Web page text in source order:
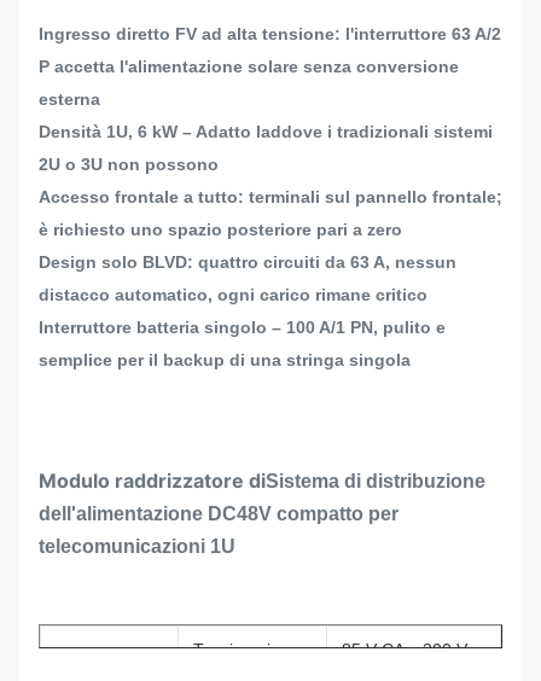
Ingresso diretto FV ad alta tensione: l'interruttore 63 A/2
P accetta l'alimentazione solare senza conversione
esterna
Densità 1U, 6 kW – Adatto laddove i tradizionali sistemi
2U o 3U non possono
Accesso frontale a tutto: terminali sul pannello frontale;
è richiesto uno spazio posteriore pari a zero
Design solo BLVD: quattro circuiti da 63 A, nessun
distacco automatico, ogni carico rimane critico
Interruttore batteria singolo – 100 A/1 PN, pulito e
semplice per il backup di una stringa singola
Modulo raddrizzatore diSistema di distribuzione
dell'alimentazione DC48V compatto per
telecomunicazioni 1U
Tensione in
85 V CA ~ 300 V